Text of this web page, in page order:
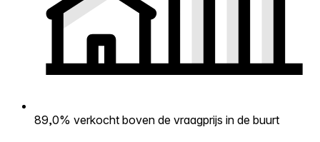
89,0% verkocht boven de vraagprijs in de buurt